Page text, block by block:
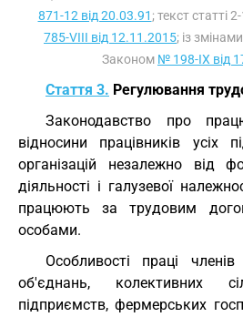
871-12 від 20.03.91 ; текст статті
785-VIII від 12.11.2015; із
Законом № 198-IX від
Стаття 3. Регулювання
Законодавство про
відносини працівників усіх
організацій незалежно від
діяльності і галузевої
працюють за трудовим
особами.
Особливості праці
об'єднань, колективних
підприємств, фермерських